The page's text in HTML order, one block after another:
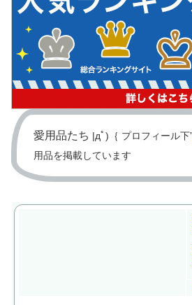
愛用品たち |дﾟ)｛ プロフィール下
用品を掲載しています